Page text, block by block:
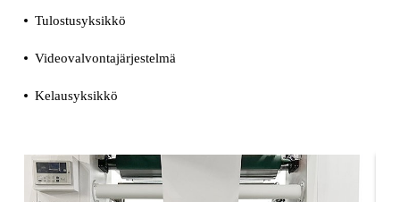
Tulostusyksikkö
Videovalvontajärjestelmä
Kelausyksikkö